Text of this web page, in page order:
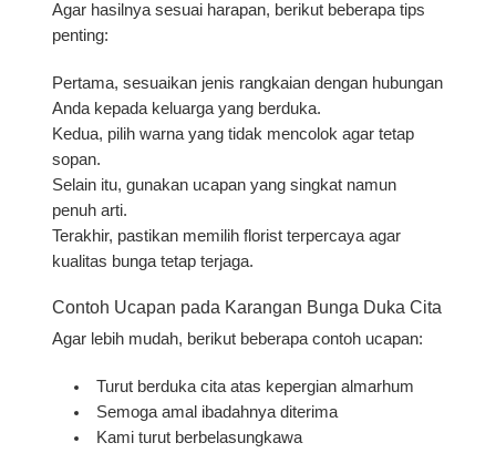
Agar hasilnya sesuai harapan, berikut beberapa tips
penting:
Pertama, sesuaikan jenis rangkaian dengan hubungan
Anda kepada keluarga yang berduka.
Kedua, pilih warna yang tidak mencolok agar tetap
sopan.
Selain itu, gunakan ucapan yang singkat namun
penuh arti.
Terakhir, pastikan memilih florist terpercaya agar
kualitas bunga tetap terjaga.
Contoh Ucapan pada Karangan Bunga Duka Cita
Agar lebih mudah, berikut beberapa contoh ucapan:
Turut berduka cita atas kepergian almarhum
Semoga amal ibadahnya diterima
Kami turut berbelasungkawa